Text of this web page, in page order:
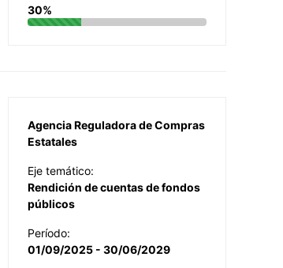
30%
Agencia Reguladora de Compras
Estatales
Eje temático:
Rendición de cuentas de fondos
públicos
Período:
01/09/2025 - 30/06/2029